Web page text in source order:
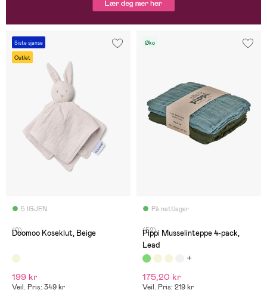
Siste sjanse
Outlet
5 IGJEN
(0)
Doomoo Koseklut, Beige
199 kr
Veil. Pris: 349 kr
Øko
På nettlager
(52)
Pippi Musselinteppe 4-pack,
Lead
175,20 kr
Veil. Pris: 219 kr